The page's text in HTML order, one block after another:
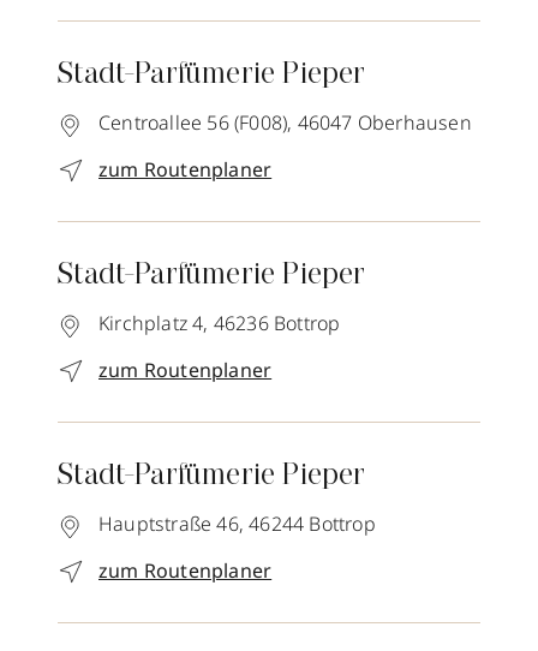
Stadt-Parfümerie Pieper
Centroallee 56 (F008), 46047 Oberhausen
zum Routenplaner
Stadt-Parfümerie Pieper
Kirchplatz 4, 46236 Bottrop
zum Routenplaner
Stadt-Parfümerie Pieper
Hauptstraße 46, 46244 Bottrop
zum Routenplaner